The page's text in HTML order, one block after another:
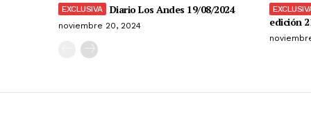
Diario Los Andes 19/08/2024
noviembre 20, 2024 edición